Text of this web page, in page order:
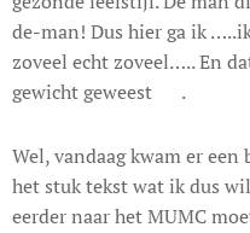
de-man! Dus hier ga ik
zoveel echt zoveel….. En
gewicht geweest 🧐.
Wel, vandaag kwam er
het stuk tekst wat ik dus
eerder naar het MUMC